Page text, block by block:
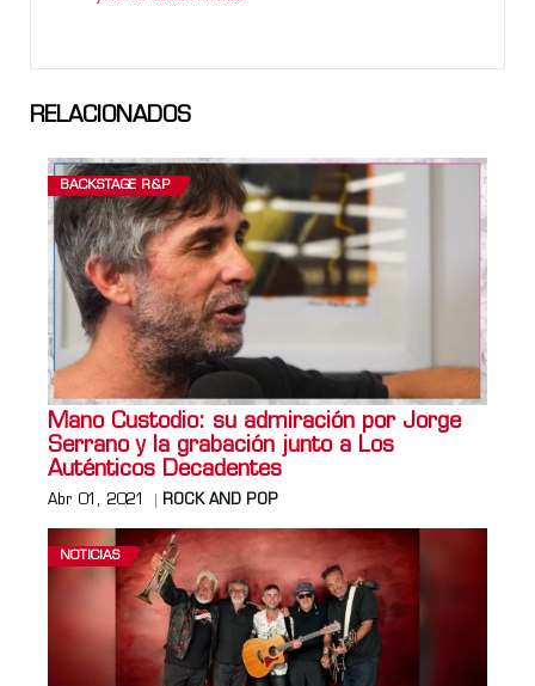
RELACIONADOS
BACKSTAGE R&P
Mano Custodio: su admiración por Jorge
Serrano y la grabación junto a Los
Auténticos Decadentes
Abr 01, 2021 ROCK AND POP
NOTICIAS